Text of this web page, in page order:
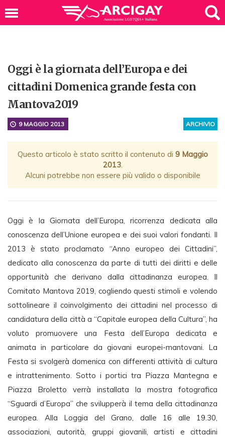
Oggi è la giornata dell’Europa e dei
cittadini Domenica grande festa con
Mantova2019
ARCHIVIO
9 MAGGIO 2013
Questo articolo è stato scritto il contenuto di 9 Maggio
2013.
Alcuni potrebbe non essere più valido o disponibile
Oggi è la Giornata dell’Europa, ricorrenza dedicata alla
conoscenza dell’Unione europea e dei suoi valori fondanti. Il
2013 è stato proclamato “Anno europeo dei Cittadini”,
dedicato alla conoscenza da parte di tutti dei diritti e delle
opportunità che derivano dalla cittadinanza europea. Il
Comitato Mantova 2019, cogliendo questi stimoli e volendo
sottolineare il coinvolgimento dei cittadini nel processo di
candidatura della città a “Capitale europea della Cultura”, ha
voluto promuovere una Festa dell’Europa dedicata e
animata in particolare da giovani europei-mantovani. La
Festa si svolgerà domenica con differenti attività di cultura
e intrattenimento. Sotto i portici tra Piazza Mantegna e
Piazza Broletto verrà installata la mostra fotografica
“Sguardi d’Europa” che svilupperà il tema della cittadinanza
europea. Alla Loggia del Grano, dalle 16 alle 19.30,
associazioni, autorità, gruppi giovanili, artisti e cittadini